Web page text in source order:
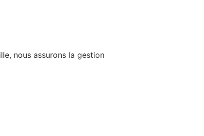
nous assurons la gestion